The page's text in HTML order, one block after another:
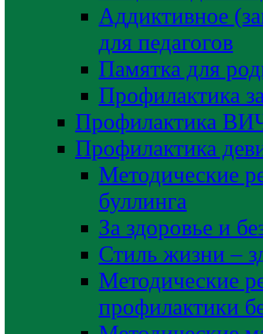
Аддиктивное
для педагогов
Памятка для
Профилактика
Профилактика
Профилактика
Методические
буллинга
За здоровье и
Стиль жизни –
Методические
профилактики